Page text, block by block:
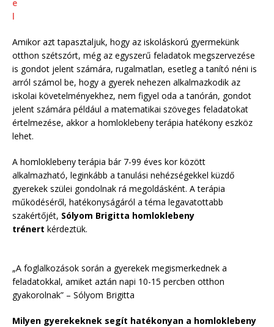
Amikor azt tapasztaljuk, hogy az iskoláskorú gyermekünk
otthon szétszórt, még az egyszerű feladatok megszervezése
is gondot jelent számára, rugalmatlan, esetleg a tanító néni is
arról számol be, hogy a gyerek nehezen alkalmazkodik az
iskolai követelményekhez, nem figyel oda a tanórán, gondot
jelent számára például a matematikai szöveges feladatokat
értelmezése, akkor a homloklebeny terápia hatékony eszköz
lehet.
A homloklebeny terápia bár 7-99 éves kor között
alkalmazható, leginkább a tanulási nehézségekkel küzdő
gyerekek szülei gondolnak rá megoldásként. A terápia
működéséről, hatékonyságáról a téma legavatottabb
szakértőjét, Sólyom Brigitta homloklebeny
trénert kérdeztük.
„A foglalkozások során a gyerekek megismerkednek a
feladatokkal, amiket aztán napi 10-15 percben otthon
gyakorolnak” – Sólyom Brigitta
Milyen gyerekeknek segít hatékonyan a homloklebeny